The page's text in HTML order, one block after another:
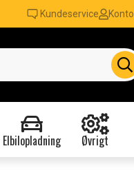
Kundeservice Konto
Elbilopladning Øvrigt